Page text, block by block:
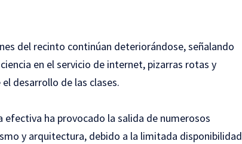
del recinto continúan deteriorándose, señalando
en el servicio de internet, pizarras rotas y
desarrollo de las clases.
ha provocado la salida de numerosos
y arquitectura, debido a la limitada disponibilidad